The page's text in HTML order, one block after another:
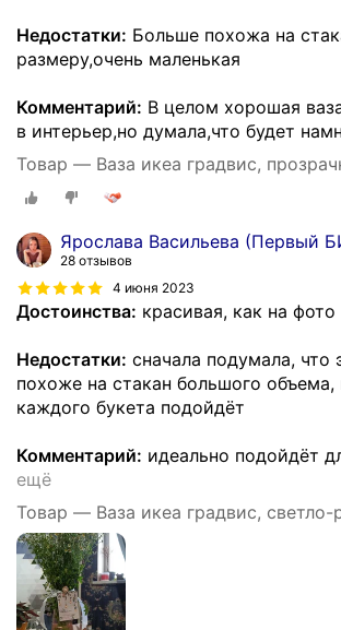
Недостатки: Больше похожа на
размеру,очень маленькая
Комментарий: В целом хорошая
в интерьер,но думала,что будет
Товар — Ваза икеа градвис,
Ярослава Васильева (Первый
28 отзывов
4 июня 2023
Достоинства: красивая, как на фото
Недостатки: сначала подумала, что
похоже на стакан большого объема,
каждого букета подойдёт
Комментарий: идеально подойдёт
ещё
Товар — Ваза икеа градвис, светло-